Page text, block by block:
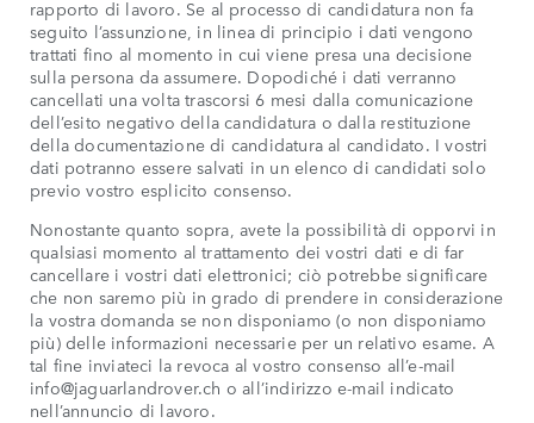
rapporto di lavoro. Se al processo di candidatura non fa
seguito l’assunzione, in linea di principio i dati vengono
trattati fino al momento in cui viene presa una decisione
sulla persona da assumere. Dopodiché i dati verranno
cancellati una volta trascorsi 6 mesi dalla comunicazione
dell’esito negativo della candidatura o dalla restituzione
della documentazione di candidatura al candidato. I vostri
dati potranno essere salvati in un elenco di candidati solo
previo vostro esplicito consenso.
Nonostante quanto sopra, avete la possibilità di opporvi in
qualsiasi momento al trattamento dei vostri dati e di far
cancellare i vostri dati elettronici; ciò potrebbe significare
che non saremo più in grado di prendere in considerazione
la vostra domanda se non disponiamo (o non disponiamo
più) delle informazioni necessarie per un relativo esame. A
tal fine inviateci la revoca al vostro consenso all’e-mail
info@jaguarlandrover.ch o all’indirizzo e-mail indicato
nell’annuncio di lavoro.